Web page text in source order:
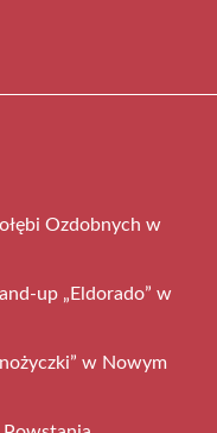
Ozdobnych w
up „Eldorado” w
w Nowym